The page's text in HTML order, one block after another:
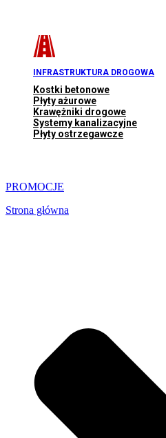
INFRASTRUKTURA DROGOWA
Kostki betonowe
Płyty ażurowe
Krawężniki drogowe
Systemy kanalizacyjne
Płyty ostrzegawcze
PROMOCJE
Strona główna